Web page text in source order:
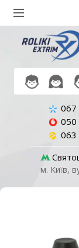
067
050
063
м. Київ,